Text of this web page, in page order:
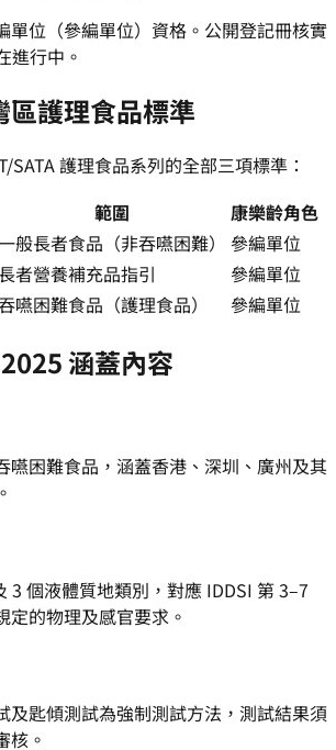
單位（參編單位）資格。公開登記冊核實
進行中。
區護理食品標準
SATA 護理食品系列的全部三項標準：
範圍
康樂齡角色
般長者食品（非吞嚥困難）
參編單位
者營養補充品指引
參編單位
嚥困難食品（護理食品） 參編單位
涵蓋內容
嚥困難食品，涵蓋香港、深圳、廣州及其
3 個液體質地類別，對應 IDDSI 第 3–7
定的物理及感官要求。
及匙傾測試為強制測試方法，測試結果須
核。